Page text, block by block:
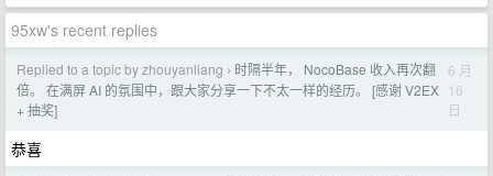
95xw's recent replies
Replied to a topic by zhouyanliang › 时隔半年， NocoBase 收入再次翻
倍。 在满屏 AI 的氛围中，跟大家分享一下不太一样的经历。 [感谢 V2EX
+ 抽奖]
6 月
16
日
恭喜